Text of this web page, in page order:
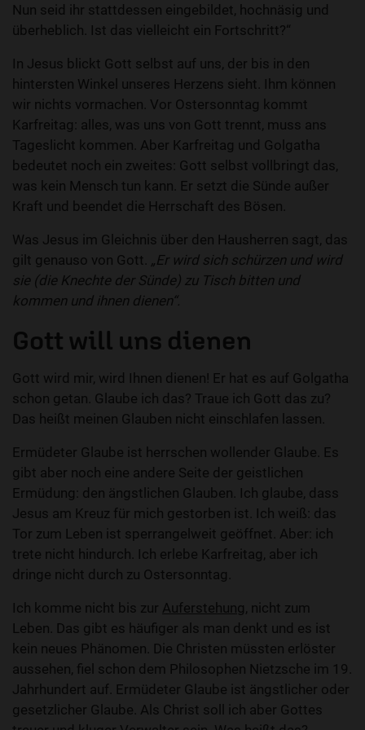
Nun seid ihr stattdessen eingebildet, hochnäsig und
überheblich. Ist das vielleicht ein Fortschritt?“
In Jesus blickt Gott selbst auf uns, der bis in den
hintersten Winkel unseres Herzens sieht. Ihm können
wir nichts vormachen. Vor Ostersonntag kommt
Karfreitag: alles, was uns von Gott trennt, muss ans
Tageslicht kommen. Aber Karfreitag und Golgatha
bedeutet noch ein zweites: Gott selbst vollbringt das,
was kein Mensch tun kann. Er setzt die Sünde außer
Kraft und beendet die Herrschaft des Bösen.
Was Jesus im Gleichnis über den Hausherren sagt, das
gilt genauso von Gott. „Er wird sich schürzen und wird
sie (die Knechte der Sünde) zu Tisch bitten und
kommen und ihnen dienen“.
Gott will uns dienen
Gott wird mir, wird Ihnen dienen! Er hat es auf Golgatha
schon getan. Glaube ich das? Traue ich Gott das zu?
Das heißt meinen Glauben nicht einschlafen lassen.
Ermüdeter Glaube ist herrschen wollender Glaube. Es
gibt aber noch eine andere Seite der geistlichen
Ermüdung: den ängstlichen Glauben. Ich glaube, dass
Jesus am Kreuz für mich gestorben ist. Ich weiß: das
Tor zum Leben ist sperrangelweit geöffnet. Aber: ich
trete nicht hindurch. Ich erlebe Karfreitag, aber ich
dringe nicht durch zu Ostersonntag.
Ich komme nicht bis zur Auferstehung, nicht zum
Leben. Das gibt es häufiger als man denkt und es ist
kein neues Phänomen. Die Christen müssten erlöster
aussehen, fiel schon dem Philosophen Nietzsche im 19.
Jahrhundert auf. Ermüdeter Glaube ist ängstlicher oder
gesetzlicher Glaube. Als Christ soll ich aber Gottes